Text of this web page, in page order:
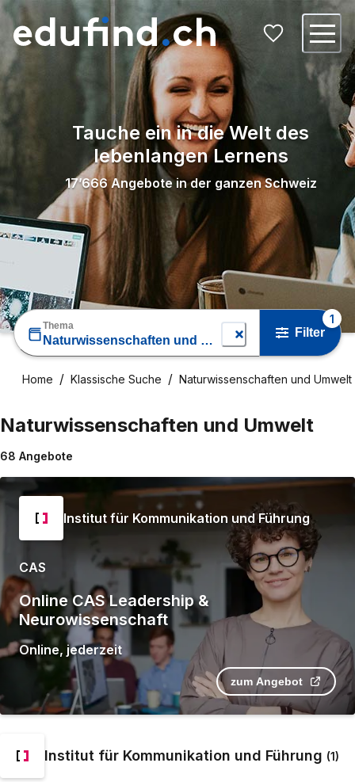
Tauche ein in die Welt des
lebenlangen Lernens
17’666 Angebote in der ganzen Schweiz
Thema
Naturwissenschaften und Umwelt
Filter
1
Home Klassische Suche Naturwissenschaften und Umwelt
Naturwissenschaften und Umwelt
68 Angebote
Institut für Kommunikation und Führung
CAS
Online CAS Leadership &
Neurowissenschaft
Online, jederzeit
zum Angebot
Institut für Kommunikation und Führung (1)